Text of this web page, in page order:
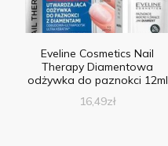
Eveline Cosmetics Nail
Therapy Diamentowa
odżywka do paznokci 12ml
16,49zł